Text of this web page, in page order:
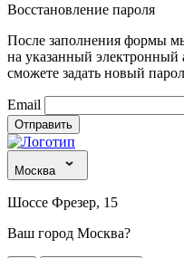
Восстановление пароля
После заполнения формы
на указанный электронный
сможете задать новый
Email
Отправить
Москва
Шоссе Фрезер, 15
Ваш город Москва?